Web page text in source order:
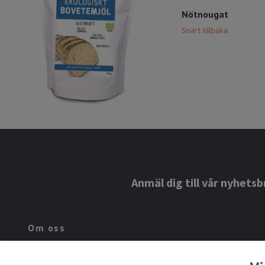
Nötnougat
Snart tillbaka
Anmäl dig till vår
Om oss